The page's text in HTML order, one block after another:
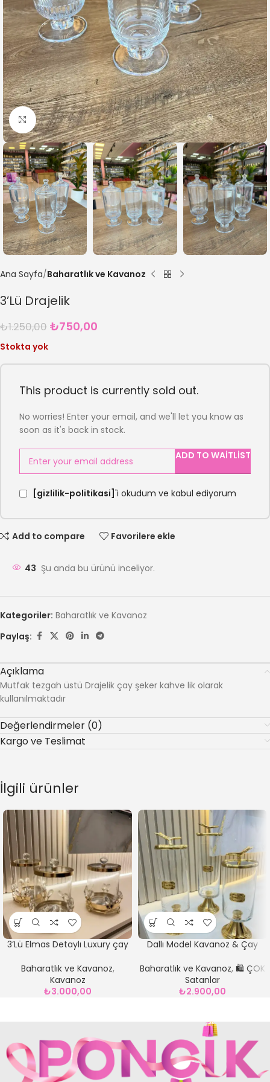
Büyütmek için tıklayın
Ana Sayfa Baharatlık ve Kavanoz
3’Lü Drajelik
₺1.250,00 ₺750,00
Stokta yok
This product is currently sold out.
No worries! Enter your email, and we'll let you know as
soon as it's back in stock.
ADD TO WAITLIST
[gizlilik-politikasi] 'i okudum ve kabul ediyorum
Add to compare Favorilere ekle
43 Şu anda bu ürünü inceliyor.
Kategoriler: Baharatlık ve Kavanoz
Paylaş:
Açıklama
Mutfak tezgah üstü Drajelik çay şeker kahve lik olarak
kullanılmaktadır
Değerlendirmeler (0)
Kargo ve Teslimat
İlgili ürünler
3’Lü Elmas Detaylı Luxury çay
Baharatlık ve Kavanoz,
Kavanoz
₺3.000,00
Dallı Model Kavanoz & Çay
Baharatlık ve Kavanoz, 🛍️ ÇOK
Satanlar
₺2.900,00